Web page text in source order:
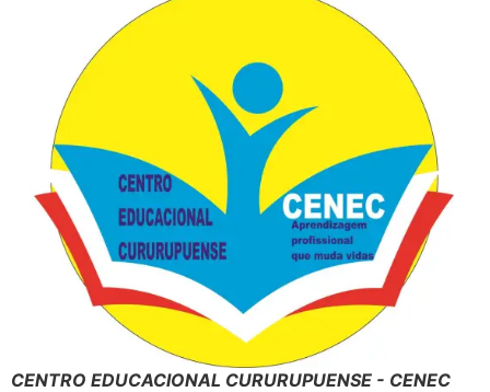
CENTRO EDUCACIONAL CURURUPUENSE - CENEC